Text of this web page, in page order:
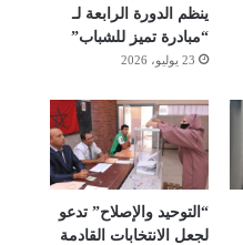
ينظم الدورة الرابعة لـ
“مبادرة تميز للشباب”
23 يوليو، 2026
“التوحيد والإصلاح” تدعو
لجعل الانتخابات القادمة